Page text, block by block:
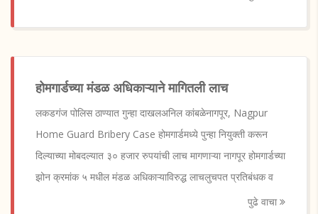
होमगार्डच्या मंडळ अधिकाऱ्याने मागितली लाच
लकडगंज पोलिस ठाण्यात गुन्हा दाखलअनिल कांबळेनागपूर, Nagpur
Home Guard Bribery Case होमगार्डमध्ये पुन्हा नियुक्ती करून
दिल्याच्या मोबदल्यात ३० हजार रुपयांची लाच मागणाऱ्या नागपूर होमगार्डच्या
झोन क्रमांक ५ मधील मंडळ अधिकाऱ्याविरुद्ध लाचलुचपत प्रतिबंधक व
पुढे वाचा